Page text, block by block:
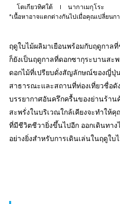
โตเกียวทิศใต้
นากาเมกุโระ
*เนื้อหาอาจแตกต่างกันไปเมื่อคุณเปลี่ยนก
ฤดูใบไม้ผลิมาเยือนพร้อมกับฤดูกาล
ก็ยังเป็นฤดูกาลที่ดอกซากุระบานสะ
ดอกไม้ที่เปรียบดั่งสัญลักษณ์ของญี่
สาธารณะและสถานที่ท่องเที่ยวชื่อดั
บรรยากาศอันครึกครื้นของย่านร้า
สะพรั่งในบริเวณใกล้เคียงจะทำให้
ที่มีชีวิตชีวายิ่งขึ้นไปอีก ออกเดินทาง
อย่างยิ่งสำหรับการเดินเล่นในฤดูใบ